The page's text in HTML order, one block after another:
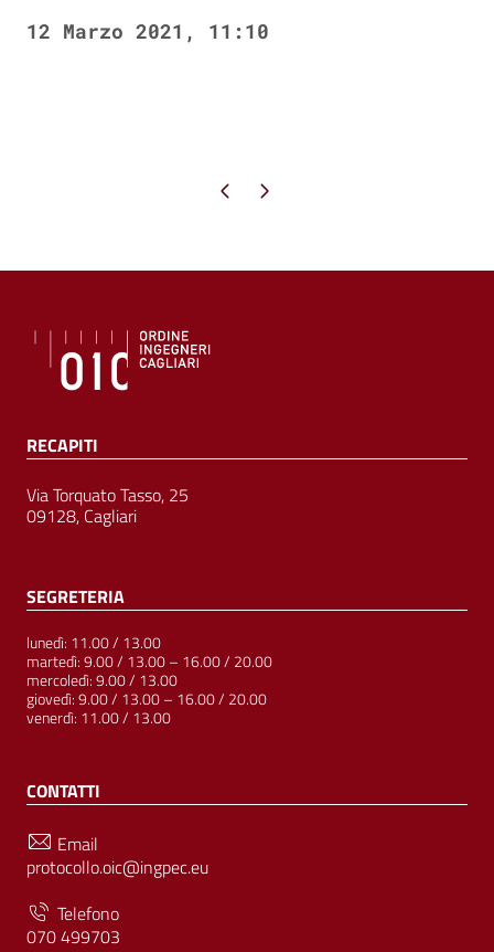
12 Marzo 2021, 11:10
Pagina precedente
Pagina successiva
RECAPITI
Via Torquato Tasso, 25
09128, Cagliari
SEGRETERIA
lunedì: 11.00 / 13.00
martedì: 9.00 / 13.00 – 16.00 / 20.00
mercoledì: 9.00 / 13.00
giovedì: 9.00 / 13.00 – 16.00 / 20.00
venerdì: 11.00 / 13.00
CONTATTI
Email
protocollo.oic@ingpec.eu
Telefono
070 499703